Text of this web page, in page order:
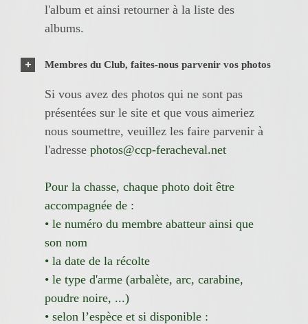
l'album et ainsi retourner à la liste des
albums.
Membres du Club, faites-nous parvenir vos photos
Si vous avez des photos qui ne sont pas
présentées sur le site et que vous aimeriez
nous soumettre, veuillez les faire parvenir à
l'adresse photos@ccp-feracheval.net
Pour la chasse, chaque photo doit être
accompagnée de :
• le numéro du membre abatteur ainsi que
son nom
• la date de la récolte
• le type d'arme (arbalète, arc, carabine,
poudre noire, ...)
• selon l’espèce et si disponible :